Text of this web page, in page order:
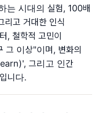
는 시대의 실험, 100배
고 거대한 인식
, 철학적 고민이
그 이상"이며, 변화의
그리고 인간
니다.